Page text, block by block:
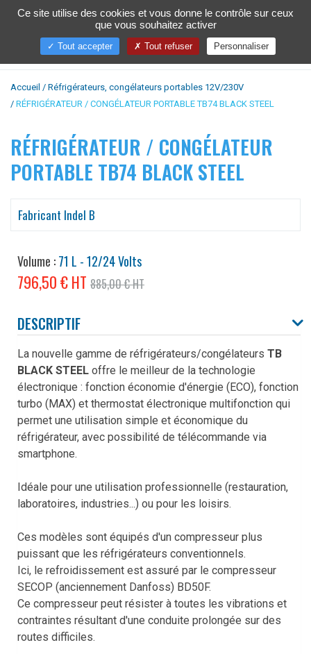
Accueil
Réfrigérateurs, congélateurs portables 12V/230V
RÉFRIGÉRATEUR / CONGÉLATEUR PORTABLE TB74 BLACK STEEL
RÉFRIGÉRATEUR / CONGÉLATEUR
PORTABLE TB74 BLACK STEEL
Fabricant Indel B
Volume :71 L - 12/24 Volts
796,50 € HT 885,00 € HT
DESCRIPTIF
La nouvelle gamme de réfrigérateurs/congélateurs TB
BLACK STEEL offre le meilleur de la technologie
électronique : fonction économie d'énergie (ECO), fonction
turbo (MAX) et thermostat électronique multifonction qui
permet une utilisation simple et économique du
réfrigérateur, avec possibilité de télécommande via
smartphone.
Idéale pour une utilisation professionnelle (restauration,
laboratoires, industries...) ou pour les loisirs.
Ces modèles sont équipés d'un compresseur plus
puissant que les réfrigérateurs conventionnels.
Ici, le refroidissement est assuré par le compresseur
SECOP (anciennement Danfoss) BD50F.
Ce compresseur peut résister à toutes les vibrations et
contraintes résultant d'une conduite prolongée sur des
routes difficiles.
Ce site utilise des cookies et vous donne le contrôle sur ceux
que vous souhaitez activer
Tout accepter Tout refuser Personnaliser